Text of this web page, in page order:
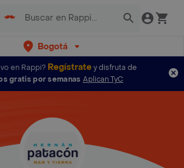
Bogotá
en Rappi? Regístratey disfruta de
gratis por semanas Aplican TyC